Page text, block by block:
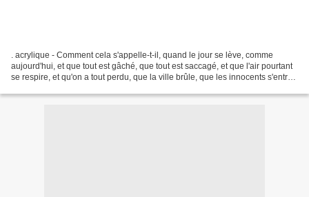
. acrylique - Comment cela s'appelle-t-il, quand le jour se lève, comme
aujourd'hui, et que tout est gâché, que tout est saccagé, et que l'air pourtant
se respire, et qu'on a tout perdu, que la ville brûle, que les innocents s'entre-